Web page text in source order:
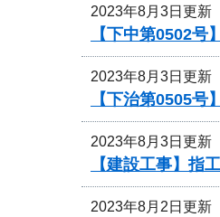
2023年8月3日更新
【下中第0502
2023年8月3日更新
【下治第0505
2023年8月3日更新
【建設工事】指
2023年8月2日更新